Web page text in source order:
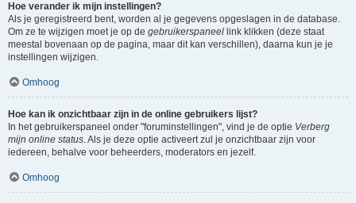
Hoe verander ik mijn instellingen?
Als je geregistreerd bent, worden al je gegevens opgeslagen in de database.
Om ze te wijzigen moet je op de gebruikerspaneel link klikken (deze staat
meestal bovenaan op de pagina, maar dit kan verschillen), daarna kun je je
instellingen wijzigen.
Omhoog
Hoe kan ik onzichtbaar zijn in de online gebruikers lijst?
In het gebruikerspaneel onder "foruminstellingen", vind je de optie Verberg
mijn online status. Als je deze optie activeert zul je onzichtbaar zijn voor
iedereen, behalve voor beheerders, moderators en jezelf.
Omhoog